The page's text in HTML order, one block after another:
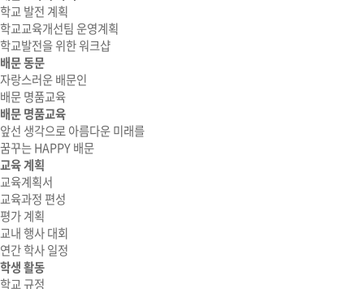
학교 발전 계획
학교교육개선팀 운영계획
학교발전을 위한 워크샵
배문 동문
자랑스러운 배문인
배문 명품교육
배문 명품교육
앞선 생각으로 아름다운 미래를
꿈꾸는 HAPPY 배문
교육 계획
교육계획서
교육과정 편성
평가 계획
교내 행사 대회
연간 학사 일정
학생 활동
학교 규정